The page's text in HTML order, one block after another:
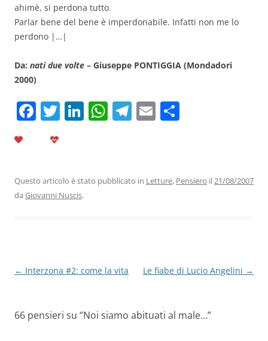
ahimè, si perdona tutto.
Parlar bene del bene è imperdonabile. Infatti non me lo
perdono |…|
Da: nati due volte – Giuseppe PONTIGGIA (Mondadori
2000)
F
b
o
T Li
dI
W
A
T
a
E
vi
Questo articolo è stato pubblicato in Letture, Pensiero il21/08/2007
da Giovanni Nuscis.
Navigazione
← Interzona #2: come la vita Le fiabe di Lucio Angelini →
66 pensieri su “Noi siamo abituati al male…”